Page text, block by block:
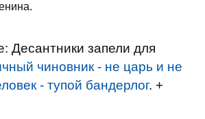
Десантники запели для
чиновник - не царь и не
- тупой бандерлог. +